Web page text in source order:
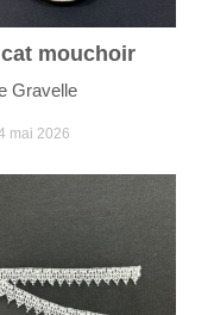
mouchoir
Gravelle
mai 2026